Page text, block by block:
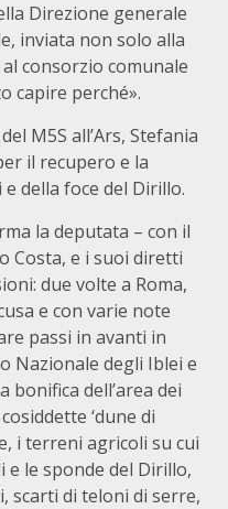
Direzione generale
inviata non solo alla
al consorzio comunale
capire perché».
M5S all’Ars, Stefania
il recupero e la
e della foce del Dirillo.
la deputata – con il
Costa, e i suoi diretti
due volte a Roma,
e con varie note
passi in avanti in
Nazionale degli Iblei e
bonifica dell’area dei
‘dune di
i terreni agricoli su cui
le sponde del Dirillo,
scarti di teloni di serre,